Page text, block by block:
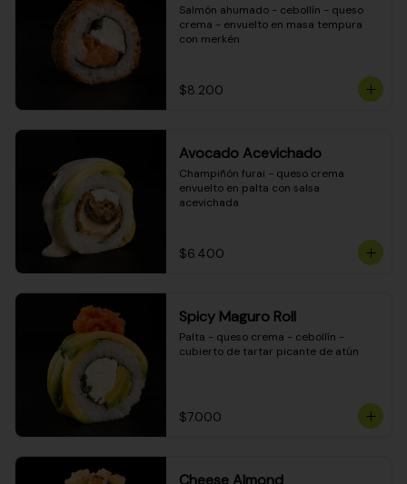
Salmón ahumado - cebollín - queso
crema - envuelto en masa tempura
con merkén
$8.200
Avocado Acevichado
Champiñón furai - queso crema
envuelto en palta con salsa
acevichada
$6.400
Spicy Maguro Roll
Palta - queso crema - cebollín -
cubierto de tartar picante de atún
$7.000
Cheese Almond